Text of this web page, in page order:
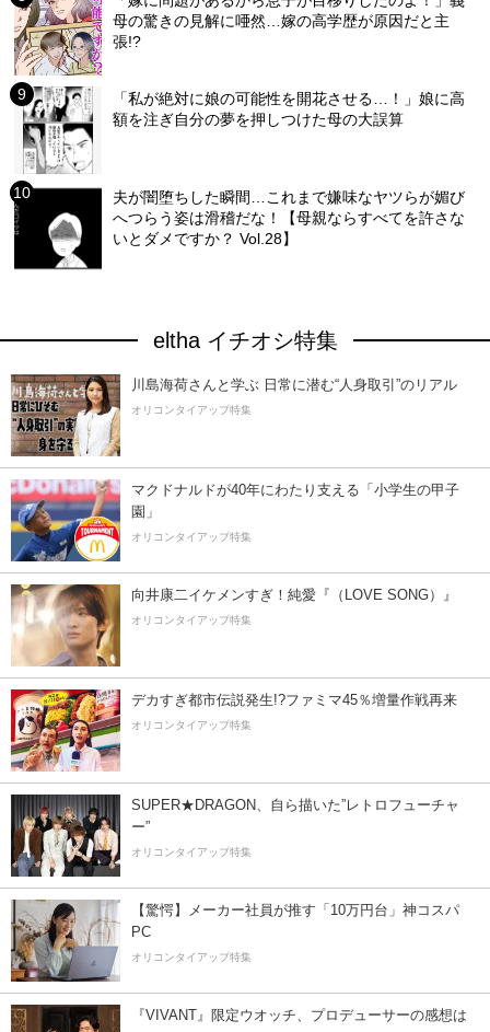
母の驚きの見解に唖然…嫁の高学歴が原因だと主
張!?
「私が絶対に娘の可能性を開花させる…！」娘に高
額を注ぎ自分の夢を押しつけた母の大誤算
夫が闇堕ちした瞬間…これまで嫌味なヤツらが媚び
へつらう姿は滑稽だな！【母親ならすべてを許さな
いとダメですか？ Vol.28】
eltha イチオシ特集
川島海荷さんと学ぶ 日常に潜む“人身取引”のリアル
オリコンタイアップ特集
マクドナルドが40年にわたり支える「小学生の甲子
園」
オリコンタイアップ特集
向井康二イケメンすぎ！純愛『（LOVE SONG）』
オリコンタイアップ特集
デカすぎ都市伝説発生!?ファミマ45％増量作戦再来
オリコンタイアップ特集
SUPER★DRAGON、自ら描いた”レトロフューチャ
ー”
オリコンタイアップ特集
【驚愕】メーカー社員が推す「10万円台」神コスパ
PC
オリコンタイアップ特集
『VIVANT』限定ウオッチ、プロデューサーの感想は